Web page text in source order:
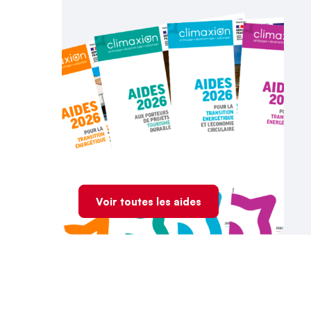
Voir toutes les aides